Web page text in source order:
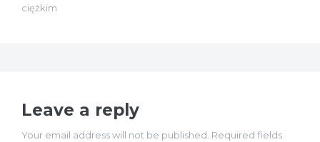
ciężkim
Leave a reply
Your email address will not be published. Required fields